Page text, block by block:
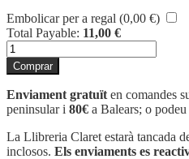
Embolicar per a regal (0,00 €)
Total Payable: 11,00 €
quantitat
de
PEDERNAL
OSARIO
1
-
EL
CETRO
Comprar
Enviament gratuït en comandes
peninsular i 80€ a Balears; o
La Llibreria Claret estarà tancada
inclosos. Els enviaments es